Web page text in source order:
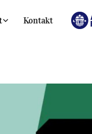
Kontakt